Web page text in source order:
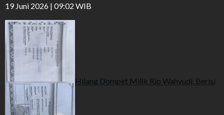
19 Juni 2026 | 09:02 WIB
Hilang Dompet Milik Rio Wahyudi, Berisi